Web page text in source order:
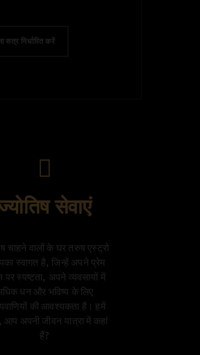
सत्र निर्धारित करें
सेवाएं
चाहने वालों के घर तरुष एस्ट्रो
स्वागत है, जिन्हें अपने प्रेम
पर स्पष्टता, अपने व्यवसायों में
धन और भविष्य के लिए
की आवश्यकता है। हमें
आप अपनी जीवन यात्रा में कहां
हैं?